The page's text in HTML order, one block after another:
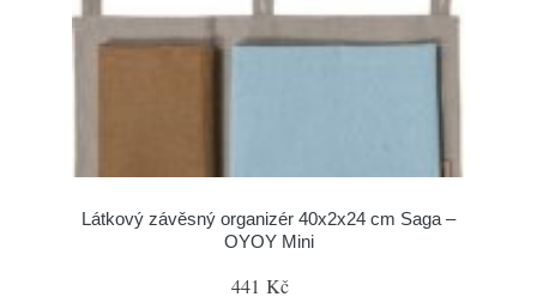
Látkový závěsný organizér 40x2x24 cm Saga –
OYOY Mini
441 Kč